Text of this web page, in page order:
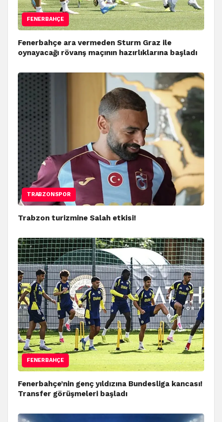
FENERBAHÇE
Fenerbahçe ara vermeden Sturm Graz ile
oynayacağı rövanş maçının hazırlıklarına başladı
TRABZONSPOR
Trabzon turizmine Salah etkisi!
FENERBAHÇE
Fenerbahçe’nin genç yıldızına Bundesliga kancası!
Transfer görüşmeleri başladı